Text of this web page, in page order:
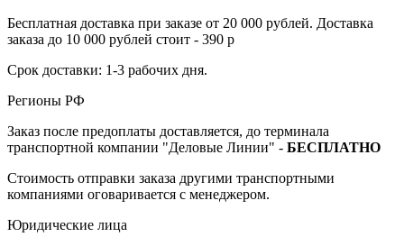
Бесплатная доставка при заказе от 20 000 рублей. Доставка
заказа до 10 000 рублей стоит - 390 р
Срок доставки: 1-3 рабочих дня.
Регионы РФ
Заказ после предоплаты доставляется, до терминала
транспортной компании "Деловые Линии" - БЕСПЛАТНО
Стоимость отправки заказа другими транспортными
компаниями оговаривается с менеджером.
Юридические лица